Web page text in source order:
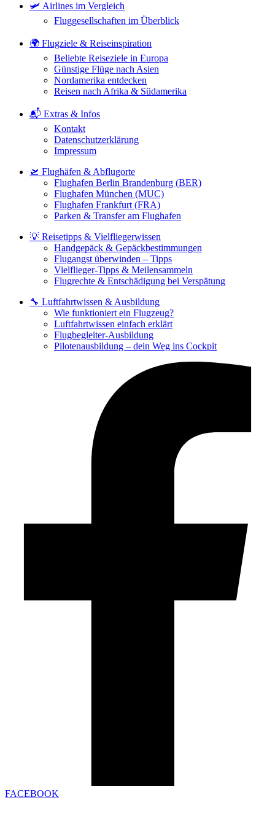
🛩️ Airlines im Vergleich
Fluggesellschaften im Überblick
🌍 Flugziele & Reiseinspiration
Beliebte Reiseziele in Europa
Günstige Flüge nach Asien
Nordamerika entdecken
Reisen nach Afrika & Südamerika
📬 Extras & Infos
Kontakt
Datenschutzerklärung
Impressum
🛫 Flughäfen & Abflugorte
Flughafen Berlin Brandenburg (BER)
Flughafen München (MUC)
Flughafen Frankfurt (FRA)
Parken & Transfer am Flughafen
💡 Reisetipps & Vielfliegerwissen
Handgepäck & Gepäckbestimmungen
Flugangst überwinden – Tipps
Vielflieger-Tipps & Meilensammeln
Flugrechte & Entschädigung bei Verspätung
🔧 Luftfahrtwissen & Ausbildung
Wie funktioniert ein Flugzeug?
Luftfahrtwissen einfach erklärt
Flugbegleiter-Ausbildung
Pilotenausbildung – dein Weg ins Cockpit
FACEBOOK